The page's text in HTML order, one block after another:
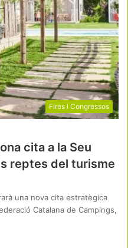
Fires i Congressos
cita a la Seu
reptes del turisme
una nova cita estratègica
Catalana de Campings,